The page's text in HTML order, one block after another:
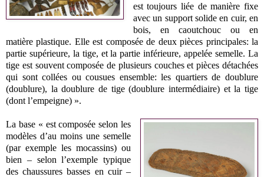
est toujours liée de manière fixe
avec un support solide en cuir, en
bois, en caoutchouc ou en
matière plastique. Elle est composée de deux pièces principales: la
partie supérieure, la tige, et la partie inférieure, appelée semelle. La
tige est souvent composée de plusieurs couches et pièces détachées
qui sont collées ou cousues ensemble: les quartiers de doublure
(doublure), la doublure de tige (doublure intermédiaire) et la tige
(dont l’empeigne) ».
La base « est composée selon les
modèles d’au moins une semelle
(par exemple les mocassins) ou
bien – selon l’exemple typique
des chaussures basses en cuir –